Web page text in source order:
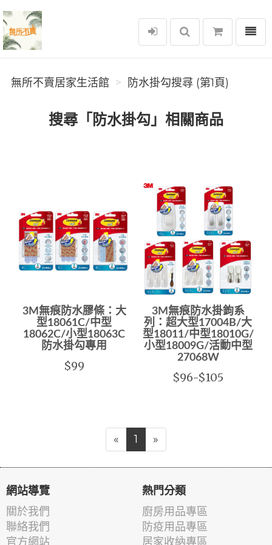
無所不賣居家生活館
選單
無所不賣居家生活館 防水掛勾搜尋 (第1頁)
搜尋「防水掛勾」相關商品
3M無痕防水膠條：大
型18061C/中型
18062C/小型18063C
防水掛勾專用
$99
3M無痕防水掛鉤系
列：超大型17004B/大
型18011/中型18010G/
小型18009G/活動中型
27068W
$96-$105
« 1 »
網站導覽
關於我們
聯絡我們
官方網站
熱門分類
廚房用品專區
防疫用品專區
居家收納專區